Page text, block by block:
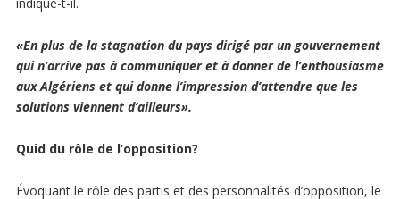
«En plus de la stagnation du pays dirigé par un gouvernement
qui n’arrive pas à communiquer et à donner de l’enthousiasme
aux Algériens et qui donne l’impression d’attendre que les
solutions viennent d’ailleurs».
Quid du rôle de l’opposition?
Évoquant le rôle des partis et des personnalités d’opposition, le